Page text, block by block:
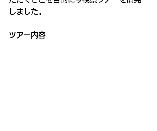
しました。
ツアー内容